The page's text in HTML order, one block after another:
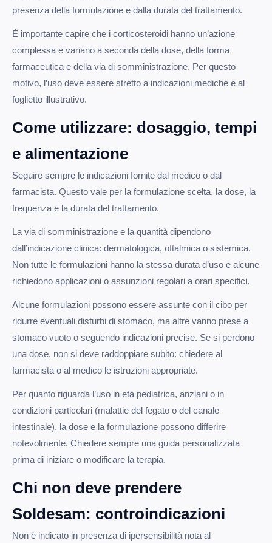
presenza della formulazione e dalla durata del trattamento.
È importante capire che i corticosteroidi hanno un’azione
complessa e variano a seconda della dose, della forma
farmaceutica e della via di somministrazione. Per questo
motivo, l’uso deve essere stretto a indicazioni mediche e al
foglietto illustrativo.
Come utilizzare: dosaggio, tempi
e alimentazione
Seguire sempre le indicazioni fornite dal medico o dal
farmacista. Questo vale per la formulazione scelta, la dose, la
frequenza e la durata del trattamento.
La via di somministrazione e la quantità dipendono
dall’indicazione clinica: dermatologica, oftalmica o sistemica.
Non tutte le formulazioni hanno la stessa durata d’uso e alcune
richiedono applicazioni o assunzioni regolari a orari specifici.
Alcune formulazioni possono essere assunte con il cibo per
ridurre eventuali disturbi di stomaco, ma altre vanno prese a
stomaco vuoto o seguendo indicazioni precise. Se si perdono
una dose, non si deve raddoppiare subito: chiedere al
farmacista o al medico le istruzioni appropriate.
Per quanto riguarda l’uso in età pediatrica, anziani o in
condizioni particolari (malattie del fegato o del canale
intestinale), la dose e la formulazione possono differire
notevolmente. Chiedere sempre una guida personalizzata
prima di iniziare o modificare la terapia.
Chi non deve prendere
Soldesam: controindicazioni
Non è indicato in presenza di ipersensibilità nota al